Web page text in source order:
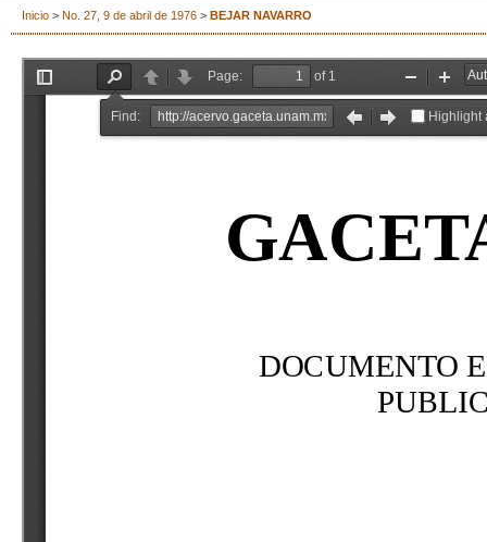
Inicio > No. 27, 9 de abril de 1976 > BEJAR NAVARRO